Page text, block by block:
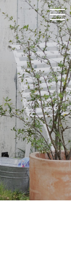
t
o
g
g
l
e
n
a
v
i
g
a
t
t
o
g
g
l
e
n
a
v
i
g
a
t